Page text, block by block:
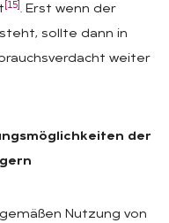
[15] . Erst wenn der
sollte dann in
weiter
der
Nutzung von